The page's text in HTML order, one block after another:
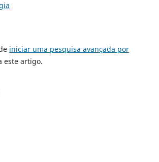
iniciar uma pesquisa avançada por
este artigo.